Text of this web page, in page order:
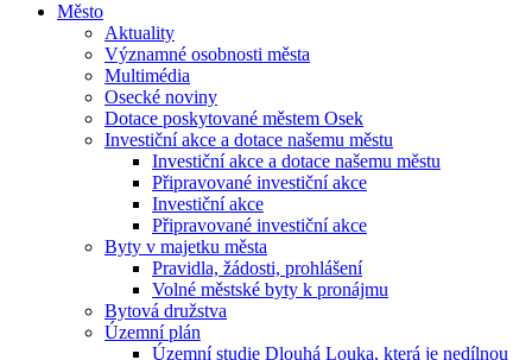
Město
Aktuality
Významné osobnosti města
Multimédia
Osecké noviny
Dotace poskytované městem Osek
Investiční akce a dotace našemu městu
Investiční akce a dotace našemu městu
Připravované investiční akce
Investiční akce
Připravované investiční akce
Byty v majetku města
Pravidla, žádosti, prohlášení
Volné městské byty k pronájmu
Bytová družstva
Územní plán
Územní studie Dlouhá Louka, která je nedílnou